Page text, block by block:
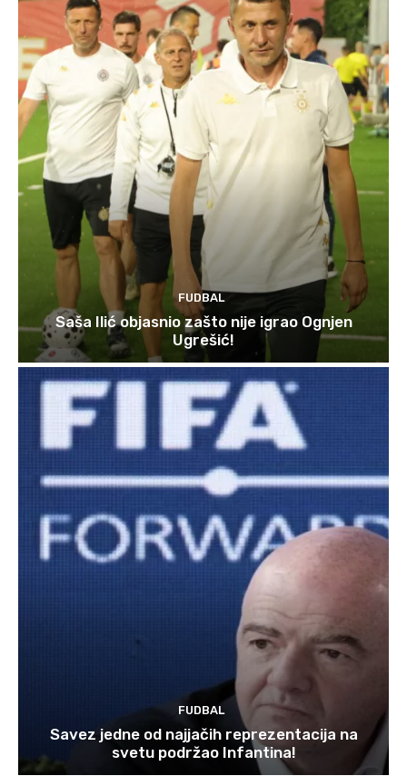
FUDBAL
Saša Ilić objasnio zašto nije igrao Ognjen
Ugrešić!
FUDBAL
Savez jedne od najjačih reprezentacija na
svetu podržao Infantina!